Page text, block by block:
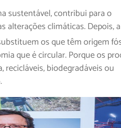
sustentável, contribui para o
alterações climáticas. Depois, a
os que têm origem
que é circular. Porque os
recicláveis, biodegradáveis ou